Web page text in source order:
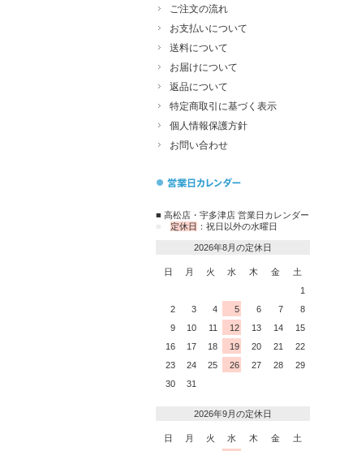
ご注文の流れ
お支払いについて
送料について
お届けについて
返品について
特定商取引に基づく表示
個人情報保護方針
お問い合わせ
■ 高松店・宇多津店 営業日カレンダー
定休日 ：祝日以外の水曜日
2026年8月の定休日
日 月 火 水 木 金
土
1
2
3 4 5 6 7
8
9
10 11 12 13 14
15
16
17 18 19 20 21
22
23
24 25 26 27 28
29
30
31
2026年9月の定休日
日 月 火 水 木 金
土